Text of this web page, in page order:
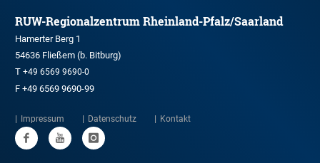
RUW-Regionalzentrum Rheinland-Pfalz/Saarland
Hamerter Berg 1
54636 Fließem (b. Bitburg)
T +49 6569 9690-0
F +49 6569 9690-99
Impressum Datenschutz Kontakt